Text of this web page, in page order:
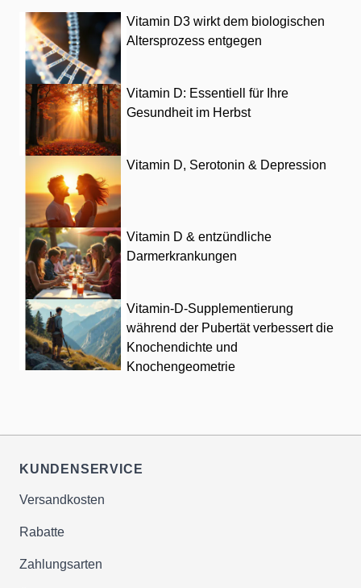
Vitamin D3 wirkt dem biologischen
Altersprozess entgegen
Vitamin D: Essentiell für Ihre
Gesundheit im Herbst
Vitamin D, Serotonin & Depression
Vitamin D & entzündliche
Darmerkrankungen
Vitamin-D-Supplementierung
während der Pubertät verbessert die
Knochendichte und
Knochengeometrie
KUNDENSERVICE
Versandkosten
Rabatte
Zahlungsarten